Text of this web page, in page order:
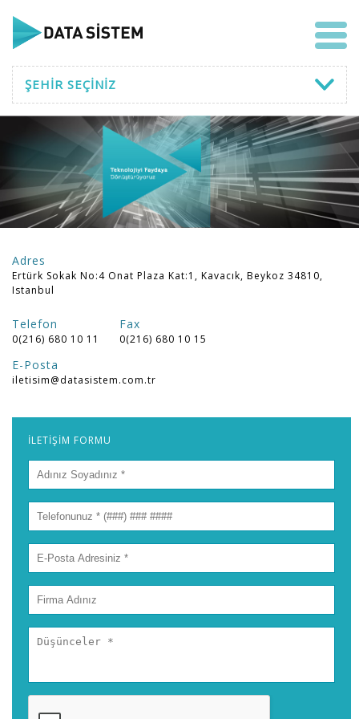
ŞEHİR SEÇİNİZ
Adres
Ertürk Sokak No:4 Onat Plaza Kat:1, Kavacık, Beykoz 34810,
Istanbul
Telefon
0(216) 680 10 11
Fax
0(216) 680 10 15
E-Posta
iletisim@datasistem.com.tr
İLETİŞİM FORMU